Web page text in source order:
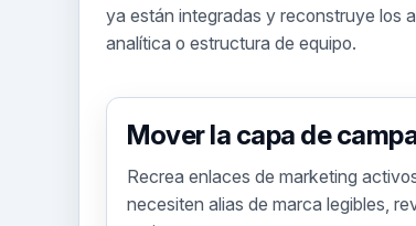
ya están integradas y reconstruye los
analítica o estructura de equipo.
Mover la capa de
Recrea enlaces de marketing
necesiten alias de marca legibles,